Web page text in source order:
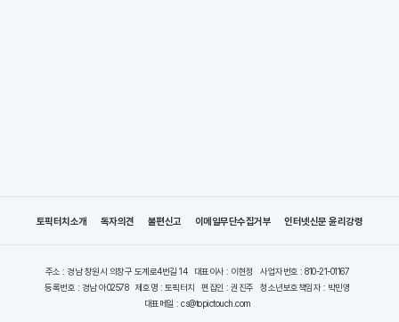
토픽터치소개 독자의견 불편신고 이메일무단수집거부 인터넷신문 윤리강령
주소 : 경남 창원시 의창구 도계로4번길 14 대표이사 : 이현정
사업자번호 : 810-21-01167
등록번호 : 경남 아02578
제호명 : 토픽터치 편집인 : 권진주
청소년보호책임자 : 박민영
대표메일 : cs@topictouch.com